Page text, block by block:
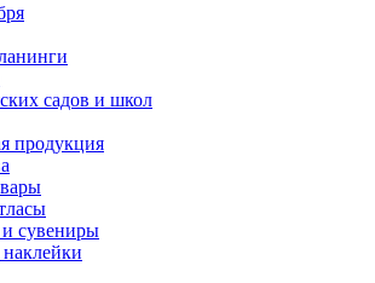
садов и школ
продукция
сувениры